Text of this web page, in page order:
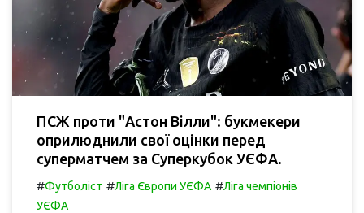
ПСЖ проти "Астон Вілли": букмекери
оприлюднили свої оцінки перед
суперматчем за Суперкубок УЄФА.
#Футболіст #Ліга Європи УЄФА #Ліга чемпіонів
УЄФА